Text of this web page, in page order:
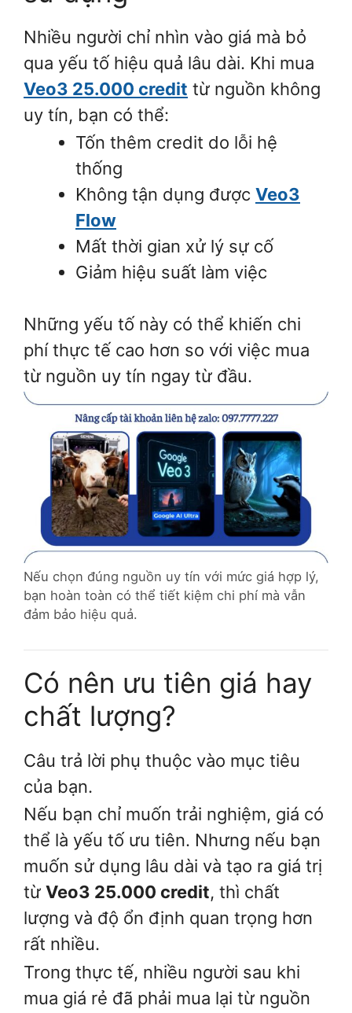
Nhiều người chỉ nhìn vào giá mà bỏ
qua yếu tố hiệu quả lâu dài. Khi mua
Veo3 25.000 credit từ nguồn không
uy tín, bạn có thể:
Tốn thêm credit do lỗi hệ
thống
Không tận dụng được Veo3
Flow
Mất thời gian xử lý sự cố
Giảm hiệu suất làm việc
Những yếu tố này có thể khiến chi
phí thực tế cao hơn so với việc mua
từ nguồn uy tín ngay từ đầu.
Nếu chọn đúng nguồn uy tín với mức giá hợp lý,
bạn hoàn toàn có thể tiết kiệm chi phí mà vẫn
đảm bảo hiệu quả.
Có nên ưu tiên giá hay
chất lượng?
Câu trả lời phụ thuộc vào mục tiêu
của bạn.
Nếu bạn chỉ muốn trải nghiệm, giá có
thể là yếu tố ưu tiên. Nhưng nếu bạn
muốn sử dụng lâu dài và tạo ra giá trị
từ Veo3 25.000 credit, thì chất
lượng và độ ổn định quan trọng hơn
rất nhiều.
Trong thực tế, nhiều người sau khi
mua giá rẻ đã phải mua lại từ nguồn